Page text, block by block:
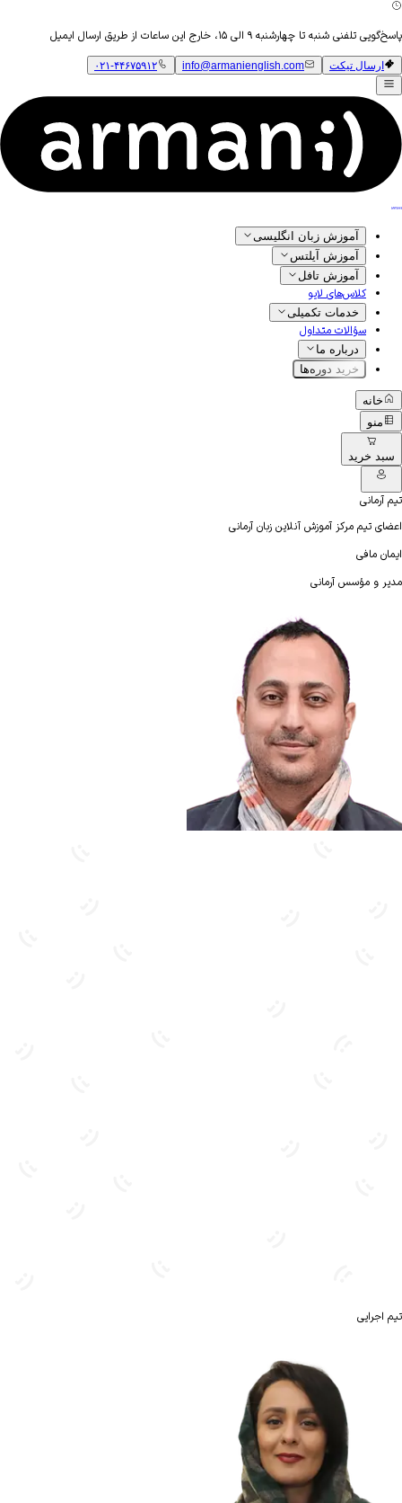
پاسخ‌گویی تلفنی شنبه تا چهارشنبه ۹ الی ۱۵، خارج این ساعات از طریق ارسال ایمیل
ارسال تیکت info@armanienglish.com ۰۲۱-۴۴۶۷۵۹۱۲
آموزش زبان انگلیسی
آموزش آیلتس
آموزش تافل
کلاس‌های لایو
خدمات تکمیلی
سؤالات متداول
درباره ما
خرید دوره‌ها
خانه
منو
سبد خرید
تیم آرمانی
اعضای تیم مرکز آموزش آنلاین زبان آرمانی
ایمان مافی
مدیر و مؤسس آرمانی
تیم اجرایی